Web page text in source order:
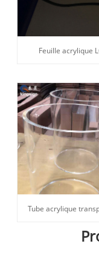
Feuille acrylique
Tube acrylique